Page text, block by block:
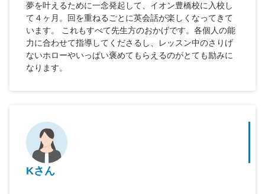
夢を叶えるために一念発起して、イオン豊橋校に入校し
て４ヶ月。回を重ねるごとに英会話が楽しくなってきて
います。 これもすべて先生方のおかげです。各個人の能
力に合わせて指導してくださるし、レッスン中のさりげ
ないホローやいっぱい褒めてもらえるのがとても励みに
なります。
Kさん